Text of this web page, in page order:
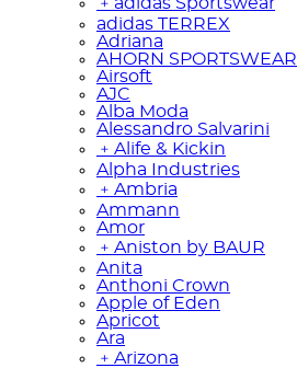
adidas TERREX
Adriana
AHORN SPORTSWEAR
Airsoft
AJC
Alba Moda
Alessandro Salvarini
﹢ Alife & Kickin
Alpha Industries
﹢ Ambria
Ammann
Amor
﹢ Aniston by BAUR
Anita
Anthoni Crown
Apple of Eden
Apricot
Ara
﹢ Arizona